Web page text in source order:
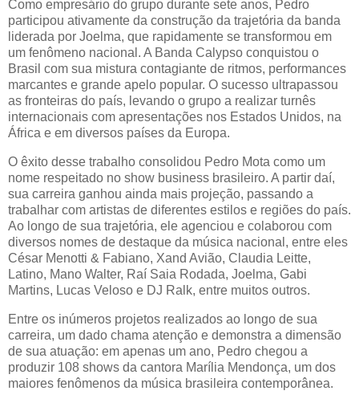
Como empresário do grupo durante sete anos, Pedro
participou ativamente da construção da trajetória da banda
liderada por Joelma, que rapidamente se transformou em
um fenômeno nacional. A Banda Calypso conquistou o
Brasil com sua mistura contagiante de ritmos, performances
marcantes e grande apelo popular. O sucesso ultrapassou
as fronteiras do país, levando o grupo a realizar turnês
internacionais com apresentações nos Estados Unidos, na
África e em diversos países da Europa.
O êxito desse trabalho consolidou Pedro Mota como um
nome respeitado no show business brasileiro. A partir daí,
sua carreira ganhou ainda mais projeção, passando a
trabalhar com artistas de diferentes estilos e regiões do país.
Ao longo de sua trajetória, ele agenciou e colaborou com
diversos nomes de destaque da música nacional, entre eles
César Menotti & Fabiano, Xand Avião, Claudia Leitte,
Latino, Mano Walter, Raí Saia Rodada, Joelma, Gabi
Martins, Lucas Veloso e DJ Ralk, entre muitos outros.
Entre os inúmeros projetos realizados ao longo de sua
carreira, um dado chama atenção e demonstra a dimensão
de sua atuação: em apenas um ano, Pedro chegou a
produzir 108 shows da cantora Marília Mendonça, um dos
maiores fenômenos da música brasileira contemporânea.